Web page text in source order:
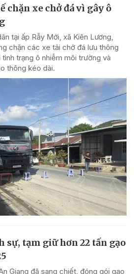
chặn xe chở đá vì gây ô
tại ấp Rẫy Mới, xã Kiên Lương,
chặn các xe tải chở đá lưu thông
trạng ô nhiễm môi trường và
thông kéo dài.
sự, tạm giữ hơn 22 tấn gạo
Giang đã sang chiết, đóng gói gạo